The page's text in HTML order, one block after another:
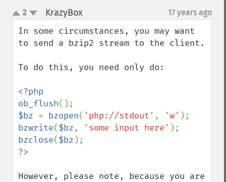
up
down
2 KrazyBox¶ 17 years ago
In some circumstances, you may want
to send a bzip2 stream to the client.
To do this, you need only do:
<?php
ob_flush
$bz = bzopen( 'php://stdout' , 'w'
bzwrite($bz, 'some input here'
bzclose($bz
However, please note, because you are